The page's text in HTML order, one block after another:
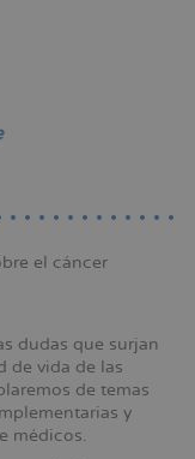
el cáncer
dudas que surjan
de vida de las
de temas
y
médicos.